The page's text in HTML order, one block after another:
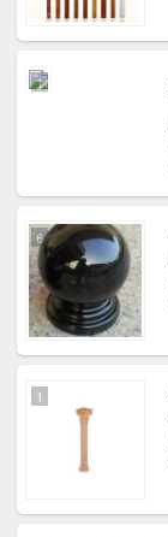
1
6
1